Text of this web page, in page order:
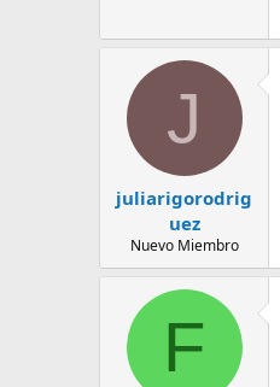
J
juliarigorodrig
uez
Nuevo Miembro
F